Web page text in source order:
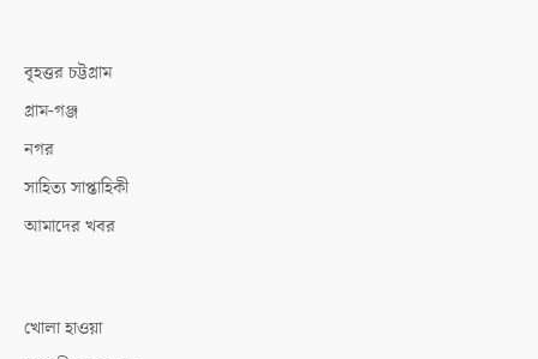
বৃহত্তর চট্টগ্রাম
গ্রাম-গঞ্জ
নগর
সাহিত্য সাপ্তাহিকী
আমাদের খবর
খোলা হাওয়া